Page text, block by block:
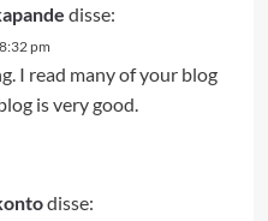
disse:
pm
I read many of your blog
is very good.
disse: